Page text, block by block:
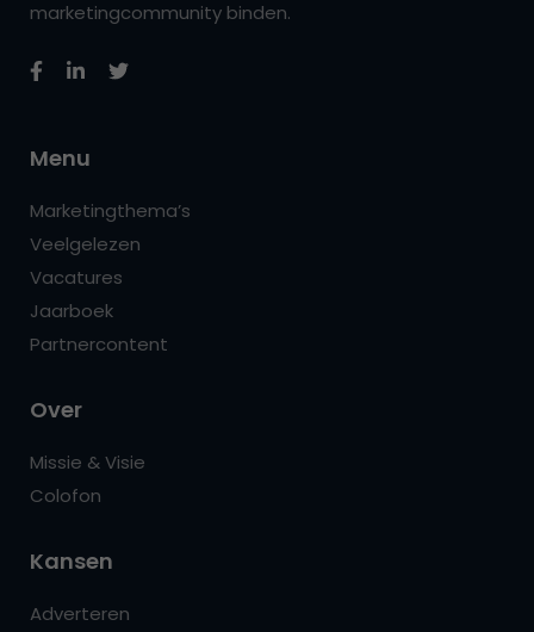
marketingcommunity binden.
Menu
Marketingthema’s
Veelgelezen
Vacatures
Jaarboek
Partnercontent
Over
Missie & Visie
Colofon
Kansen
Adverteren